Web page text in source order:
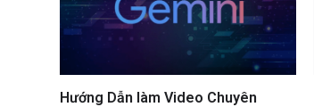
Hướng Dẫn làm Video Chuyên